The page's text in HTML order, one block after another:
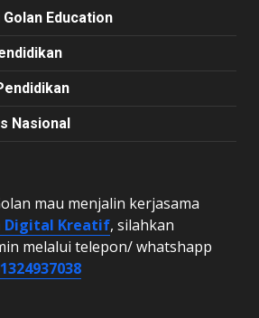
Education
Nasional
mau menjalin kerjasama
Digital Kreatif, silahkan
melalui telepon/ whatshapp